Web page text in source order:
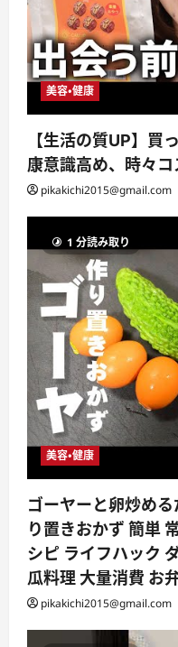
美容・健康
【生活の質UP】買
康意識高め、時々コ
pikakichi2015@gmail.com
1 分読み取り
美容・健康
ゴーヤーと卵炒め
り置きおかず 簡単
シピ ライフハック
瓜料理 大量消費 お
pikakichi2015@gmail.com